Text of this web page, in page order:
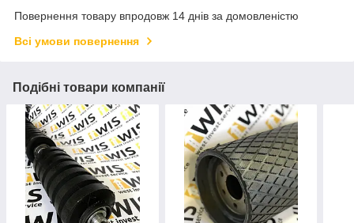
Повернення товару впродовж 14 днів за домовленістю
Всі умови повернення
Подібні товари компанії